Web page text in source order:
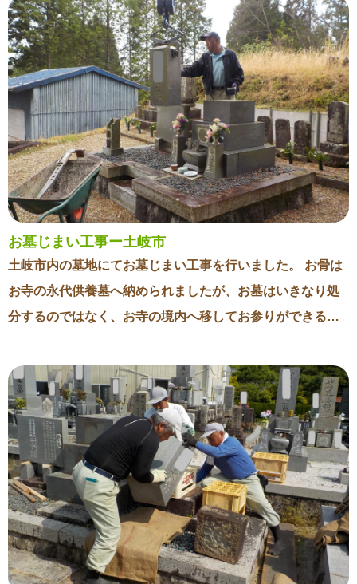
た。 防草シートはどうしても横や切れ目から草が生えてき
てしまうため、狭いところには向かないように思います。
今回の現場も石碑や板石等との間隔が狭かったのでより効
果が期待できるコンクリート施工をご提案したところご了
承いただきました。 これから雑草が増える季節となります
のでお気軽にご相談ください。
お墓じまい工事ー土岐市
土岐市内の墓地にてお墓じまい工事を行いました。 お骨は
お寺の永代供養墓へ納められましたが、お墓はいきなり処
分するのではなく、お寺の境内へ移してお参りができるよ
石碑を撤去するようになっています。 自分が元気で動ける
うちにお墓じまいをしたいというご要望は多いです。 一方
でお墓じまいをして石碑がなくなることに寂しさを感じる
方も多いです。 今回の事例はそうした不安をうまく解消で
きる方法かと思います。 境内へ移すにあたって石碑を洗っ
て字もよく見えるように色を入れ直しました。 お客様にも
ご満足いただけて嬉しく思います。